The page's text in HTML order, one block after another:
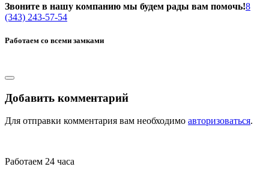
Звоните в нашу компанию мы будем рады вам помочь!8
(343) 243-57-54
Работаем со всеми замками
Добавить комментарий
Для отправки комментария вам необходимо авторизоваться.
Работаем 24 часа